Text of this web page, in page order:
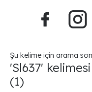
Şu kelime için arama
'Sl637'
(1)